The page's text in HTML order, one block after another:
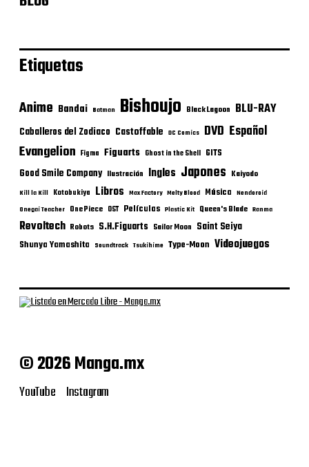
Etiquetas
Anime Bandai Batman Bishoujo Black Lagoon BLU-RAY
Caballeros del Zodiaco Castoffable DC Comics DVD Español
Evangelion Figma Figuarts Ghost in the Shell GITS
Good Smile Company Ilustración Ingles Japones Kaiyodo
Kill la Kill Kotobukiya Libros Max Factory Melty Blood Música Nendoroid
Onegai Teacher One Piece OST Películas Plastic Kit Queen's Blade Ranma
Revoltech Robots S.H.Figuarts Sailor Moon Saint Seiya
Shunya Yamashita Soundtrack Tsukihime Type-Moon Videojuegos
© 2026 Manga.mx
YouTube Instagram